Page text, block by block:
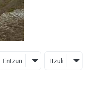
Entzun Itzuli